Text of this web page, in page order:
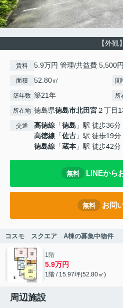
【外観】
賃料 5.9万円 管理/共益費 5,500円
面積 52.80㎡ 間
築年数 築21年 所
所在地 徳島県徳島市北田宮２丁目
交通 高徳線 「徳島 」駅 徒歩36分
高徳線 「佐古 」駅 徒歩19分
徳島線 「蔵本 」駅 徒歩42分
無料 LINEから
無料 お問
コスモ スクエア A棟の募集中物件
1階
5.9万円
1階 / 15.97坪(52.80㎡)
周辺施設